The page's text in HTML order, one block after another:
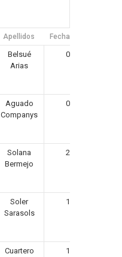
Apellidos Fecha de Nacimiento
Belsué
Arias
02/03/1968
Aguado
Companys
05/06/1968
Solana
Bermejo
25/12/1964
Soler
Sarasols
16/03/1965
Cuartero
17/08/1975